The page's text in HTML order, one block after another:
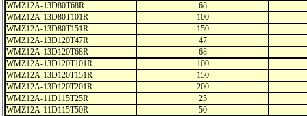
WMZ12A-13D80T68R
68
WMZ12A-13D80T101R
100
WMZ12A-13D80T151R
150
WMZ12A-13D120T47R
47
WMZ12A-13D120T68R
68
WMZ12A-13D120T101R
100
WMZ12A-13D120T151R
150
WMZ12A-13D120T201R
200
WMZ12A-11D115T25R
25
WMZ12A-11D115T50R
50